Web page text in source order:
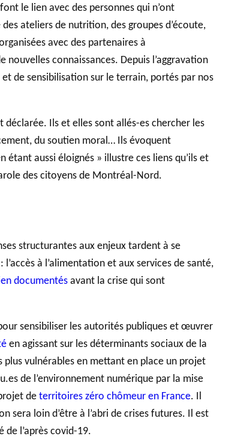
le lien avec des personnes qui n’ont
ateliers de nutrition, des groupes d’écoute,
avec des partenaires à
nouvelles connaissances. Depuis l’aggravation
de sensibilisation sur le terrain, portés par nos
Ils et elles sont allés-es chercher les
du soutien moral… Ils évoquent
étant aussi éloignés » illustre ces liens qu’ils et
des citoyens de Montréal-Nord.
structurantes aux enjeux tardent à se
à l’alimentation et aux services de santé,
documentésavant la crise qui sont
sensibiliser les autorités publiques et œuvrer
en agissant sur les déterminants sociaux de la
plus vulnérables en mettant en place un projet
de l’environnement numérique par la mise
deterritoires zéro chômeur en France. Il
sera loin d’être à l’abri de crises futures. Il est
l’après covid-19.